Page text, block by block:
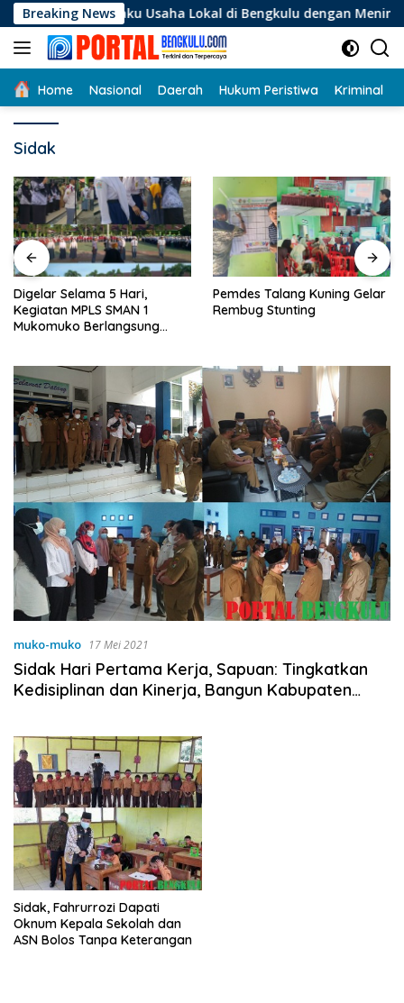
Langsung
ke
konten
Breaking News
Usaha Lokal di Bengkulu dengan Meningkatkan Ruang
Home Nasional Daerah Hukum Peristiwa Kriminal
Sidak
Digelar Selama 5 Hari,
Kegiatan MPLS SMAN 1
Mukomuko Berlangsung
Pemdes Talang Kuning Gelar
Rembug Stunting
muko-muko 17 Mei 2021
Sidak Hari Pertama Kerja, Sapuan: Tingkatkan
Kedisiplinan dan Kinerja, Bangun Kabupaten
Sidak, Fahrurrozi Dapati
Oknum Kepala Sekolah dan
ASN Bolos Tanpa Keterangan